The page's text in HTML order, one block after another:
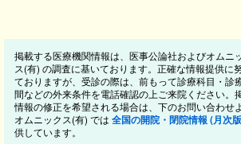
掲載する医療機関情報は、医事公論社およびオムニ
ス(有) の調査に基いております。正確な情報提供に
ておりますが、受診の際は、前もって診療科目・診
間などの外来条件を電話確認の上ご来院ください。
情報の修正を希望される場合は、下のお問い合わせ
オムニックス(有) では 全国の開院・閉院情報 (月次
供しています。